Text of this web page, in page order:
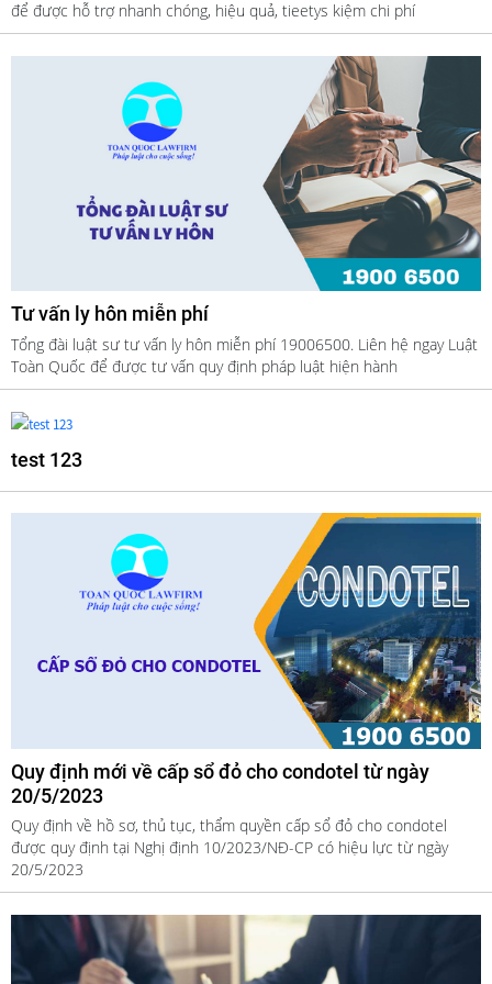
để được hỗ trợ nhanh chóng, hiệu quả, tieetys kiệm chi phí
Tư vấn ly hôn miễn phí
Tổng đài luật sư tư vấn ly hôn miễn phí 19006500. Liên hệ ngay Luật
Toàn Quốc để được tư vấn quy định pháp luật hiện hành
test 123
Quy định mới về cấp sổ đỏ cho condotel từ ngày
20/5/2023
Quy định về hồ sơ, thủ tục, thẩm quyền cấp sổ đỏ cho condotel
được quy định tại Nghị định 10/2023/NĐ-CP có hiệu lực từ ngày
20/5/2023